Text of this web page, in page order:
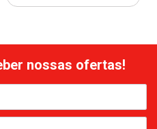
nossas ofertas!